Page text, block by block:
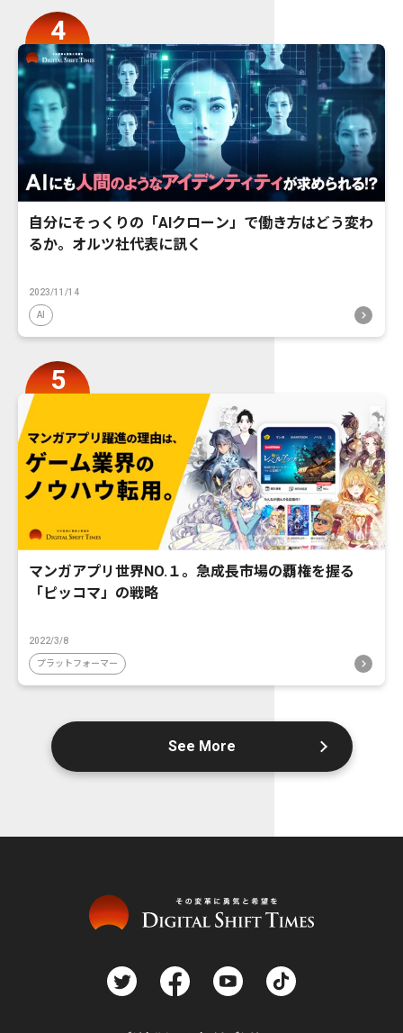
自分にそっくりの「AIクローン」で働き方はどう変わ
るか。オルツ社代表に訊く
2023/11/14
AI
マンガアプリ世界NO.１。急成長市場の覇権を握る
「ピッコマ」の戦略
2022/3/8
プラットフォーマー
See More